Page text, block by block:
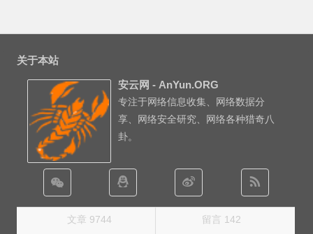
关于本站
安云网 - AnYun.ORG
专注于网络信息收集、网络数据分
享、网络安全研究、网络各种猎奇八
卦。
文章 9744 留言 142